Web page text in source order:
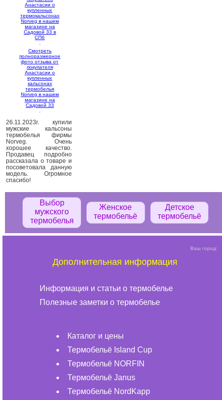
Выбор
мужского
термобелья
Женское
термобельё
Детское
термобельё
Анастасии о
купленных
термокальсонах
Norveg в нашем
магазине на
Садовой 33 в
СПб
Смотреть
полноразмерное
фото отзыва от
покупателя
Анастасии о
купленных
кальсонах
термобелья
Norveg в нашем
магазине на
Садовой 33
26.11.2023г. купили
мужские кальсоны
термобелья фирмы
Norveg. Очень
хорошее качество.
Продавец подробно
рассказала о товаре и
посоветовала данную
модель. Огромное
спасибо!
Ваш город:
Дополнительная информация
Информация и статьи о термобелье
Полезные заметки о термобелье
Каталог и цены
Термобельё Island Cup
Термобельё NORFIN
Термобельё Janus
Термобельё NordKapp